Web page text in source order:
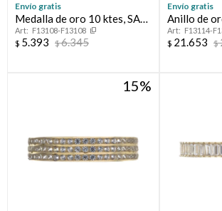
Envío gratis
Medalla de oro 10 ktes, SAN
BENITO.
F13108-F13108
$ 5.393 $6.345
Envío gratis
Anillo de
circonias.
F13114-
$ 21.653 $
15